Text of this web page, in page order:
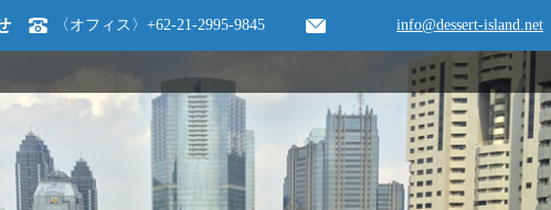
〈オフィス〉+62-21-2995-9845 info@dessert-island.net